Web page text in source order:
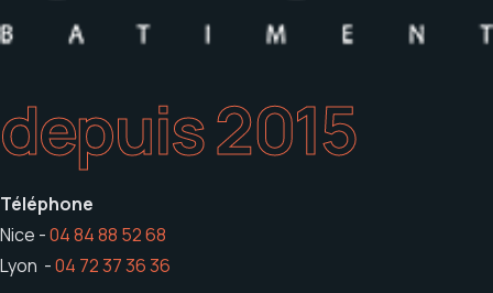
depuis 2015
Téléphone
Nice -04 84 88 52 68
Lyon -04 72 37 36 36